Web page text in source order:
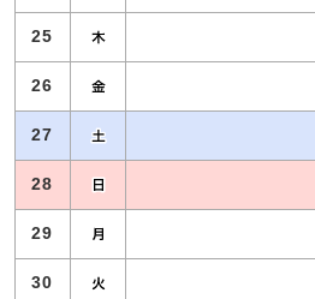
25
26
27
28
29
30